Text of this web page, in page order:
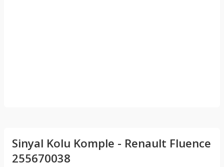
Sinyal Kolu Komple - Renault Fluence
255670038